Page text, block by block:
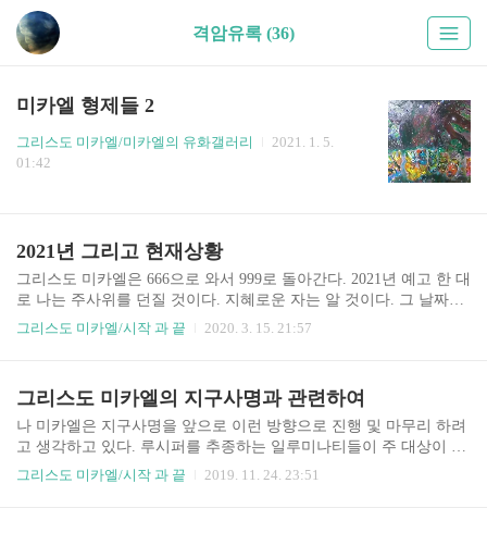
격암유록 (36)
미카엘 형제들 2
그리스도 미카엘/미카엘의 유화갤러리
2021. 1. 5.
01:42
2021년 그리고 현재상황
그리스도 미카엘은 666으로 와서 999로 돌아간다. 2021년 예고 한 대
로 나는 주사위를 던질 것이다. 지혜로운 자는 알 것이다. 그 날짜를
내 입으로 말하지 않아도 말이다. 지금 전세계적으로 일어 나고 있는
그리스도 미카엘/시작 과 끝 2020. 3. 15. 21:57
그리스도 미카엘의 지구사명과 관련하여
나 미카엘은 지구사명을 앞으로 이런 방향으로 진행 및 마무리 하려
고 생각하고 있다. 루시퍼를 추종하는 일루미나티들이 주 대상이 되
겠지만 천사군단 하늘의 인도를 무시하고 하나님께 돌아가기를 완
그리스도 미카엘/시작 과 끝 2019. 11. 24. 23:51